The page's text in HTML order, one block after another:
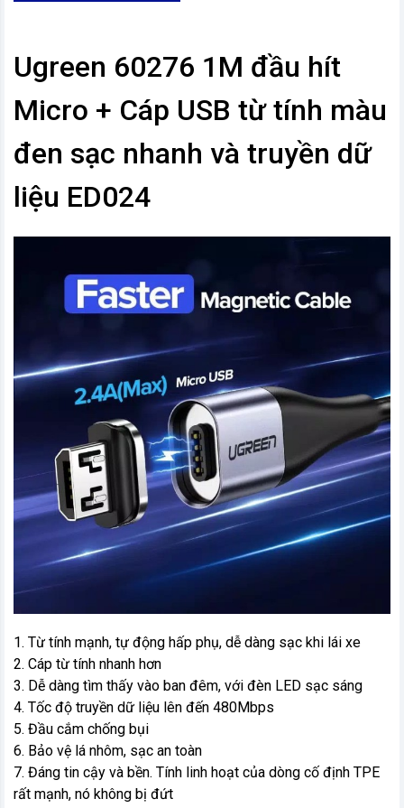
Ugreen 60276 1M đầu hít
Micro + Cáp USB từ tính màu
đen sạc nhanh và truyền dữ
liệu ED024
1. Từ tính mạnh, tự động hấp phụ, dễ dàng sạc khi lái xe
2. Cáp từ tính nhanh hơn
3. Dễ dàng tìm thấy vào ban đêm, với đèn LED sạc sáng
4. Tốc độ truyền dữ liệu lên đến 480Mbps
5. Đầu cắm chống bụi
6. Bảo vệ lá nhôm, sạc an toàn
7. Đáng tin cậy và bền. Tính linh hoạt của dòng cố định TPE
rất mạnh, nó không bị đứt